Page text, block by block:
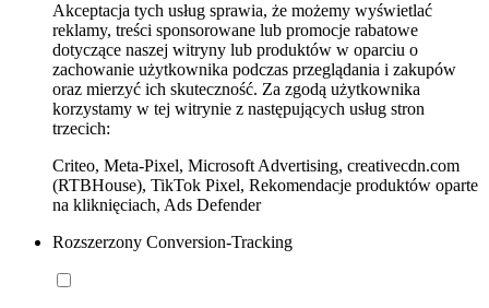
Akceptacja tych usług sprawia, że możemy wyświetlać
reklamy, treści sponsorowane lub promocje rabatowe
dotyczące naszej witryny lub produktów w oparciu o
zachowanie użytkownika podczas przeglądania i zakupów
oraz mierzyć ich skuteczność. Za zgodą użytkownika
korzystamy w tej witrynie z następujących usług stron
trzecich:
Criteo, Meta-Pixel, Microsoft Advertising, creativecdn.com
(RTBHouse), TikTok Pixel, Rekomendacje produktów oparte
na kliknięciach, Ads Defender
Rozszerzony Conversion-Tracking